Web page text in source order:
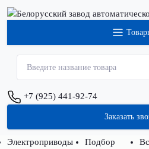
+7 (925) 441-92-74
Заказать
Электроприводы
Подбор